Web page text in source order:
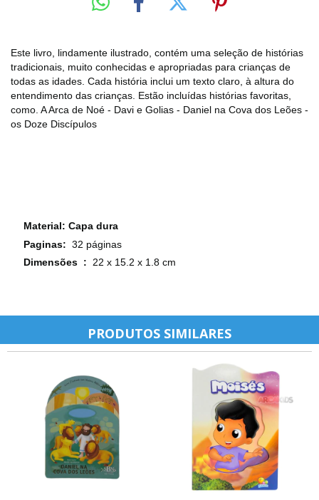
Este livro, lindamente ilustrado, contém uma seleção de histórias
tradicionais, muito conhecidas e apropriadas para crianças de
todas as idades. Cada história inclui um texto claro, à altura do
entendimento das crianças. Estão incluídas histórias favoritas,
como. A Arca de Noé - Davi e Golias - Daniel na Cova dos Leões -
os Doze Discípulos
Material: Capa dura
Paginas: ‎ 32 páginas
Dimensões ‏ : ‎ 22 x 15.2 x 1.8 cm
PRODUTOS SIMILARES